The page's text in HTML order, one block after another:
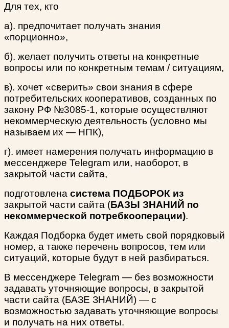
Для тех, кто
а). предпочитает получать знания
«порционно»,
б). желает получить ответы на конкретные
вопросы или по конкретным темам / ситуациям,
в). хочет «сверить» свои знания в сфере
потребительских кооперативов, созданных по
закону РФ №3085-1, которые осуществляют
некоммерческую деятельность (условно мы
называем их — НПК),
г). имеет намерения получать информацию в
мессенджере Telegram или, наоборот, в
закрытой части сайта,
подготовлена система ПОДБОРОК из
закрытой части сайта (БАЗЫ ЗНАНИЙ по
некоммерческой потребкооперации).
Каждая Подборка будет иметь свой порядковый
номер, а также перечень вопросов, тем или
ситуаций, которые будут в ней разбираться.
В мессенджере Telegram — без возможности
задавать уточняющие вопросы, в закрытой
части сайта (БАЗЕ ЗНАНИЙ) — с
возможностью задавать уточняющие вопросы
и получать на них ответы.